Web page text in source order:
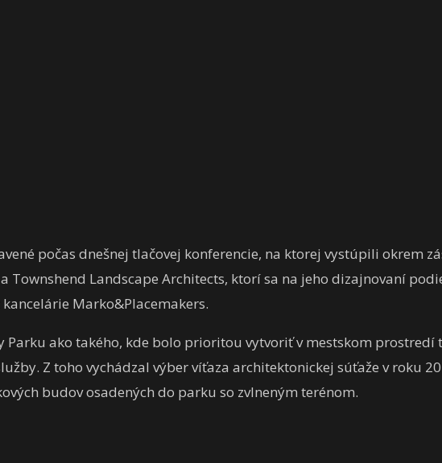
počas dnešnej tlačovej konferencie, na ktorej vystúpili okrem
Landscape Architects, ktorí sa na jeho dizajnovaní
Marko&Placemakers.
Parku ako takého, kde bolo prioritou vytvoriť v mestskom prostredí
Z toho vychádzal výber víťaza architektonickej súťaže v roku
budov osadených do parku so zvlneným terénom.